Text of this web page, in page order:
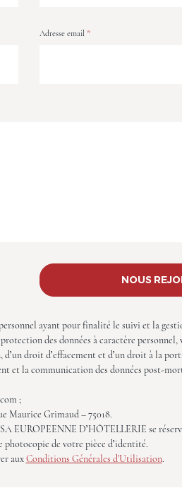
Adresse email *
NOUS
ayant pour finalité le suivi et la
des données à caractère personnel,
droit d’effacement et d’un droit à la
et la communication des données post-
;
Maurice Grimaud – 75018.
EUROPEENNE D’HÔTELLERIE se
de votre pièce d’identité.
auxConditions Générales d'Utilisation.